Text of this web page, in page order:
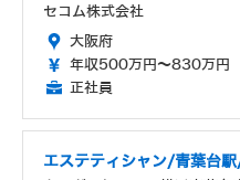
セコム株式会社
大阪府
年収500万円～830万円
正社員
エステティシャン/青葉台